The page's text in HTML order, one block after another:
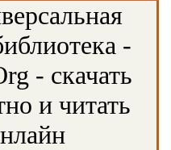
-
- скачать
и читать